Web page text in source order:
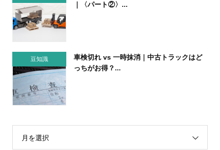
｜〈パート②〉...
豆知識
車検切れ vs 一時抹消｜中古トラックはど
っちがお得？...
月を選択